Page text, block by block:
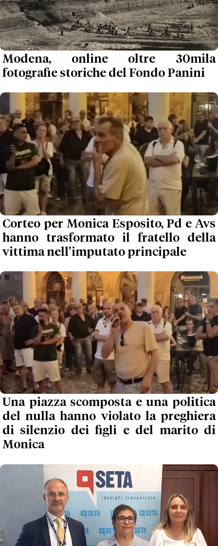
Modena, online oltre 30mila
fotografie storiche del Fondo Panini
Corteo per Monica Esposito, Pd e Avs
hanno trasformato il fratello della
vittima nell’imputato principale
Una piazza scomposta e una politica
del nulla hanno violato la preghiera
di silenzio dei figli e del marito di
Monica